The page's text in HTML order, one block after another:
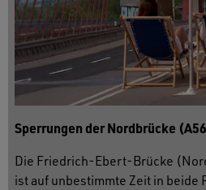
Sperrungen der Nordbrücke
Die Friedrich-Ebert-Brücke
ist auf unbestimmte Zeit in beide